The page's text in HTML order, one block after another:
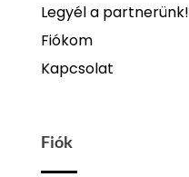
Legyél a partnerünk!
Fiókom
Kapcsolat
Fiók